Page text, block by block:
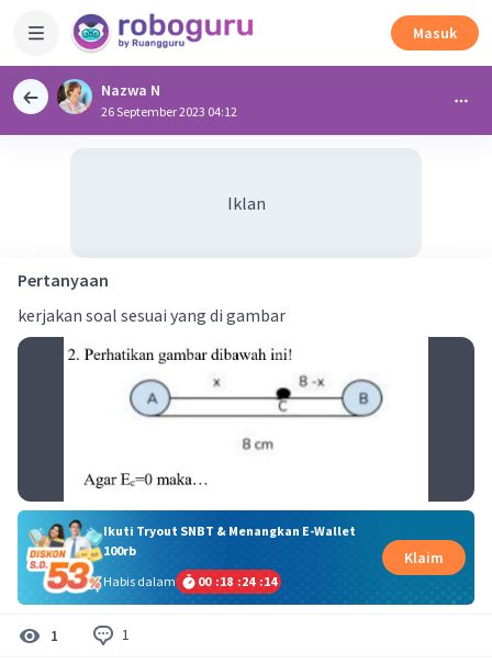
Masuk
Nazwa N
26 September 2023 04:12
Iklan
Pertanyaan
kerjakan soal sesuai yang di gambar
Ikuti Tryout SNBT & Menangkan E-Wallet
100rb
Habis dalam
00 :18 :24 :14
Klaim
1 1